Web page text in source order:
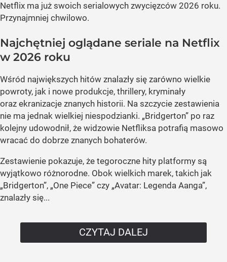
Netflix ma już swoich serialowych zwycięzców 2026 roku.
Przynajmniej chwilowo.
Najchętniej oglądane seriale na Netflix
w 2026 roku
Wśród największych hitów znalazły się zarówno wielkie
powroty, jak i nowe produkcje, thrillery, kryminały
oraz ekranizacje znanych historii. Na szczycie zestawienia
nie ma jednak wielkiej niespodzianki. „Bridgerton” po raz
kolejny udowodnił, że widzowie Netfliksa potrafią masowo
wracać do dobrze znanych bohaterów.
Zestawienie pokazuje, że tegoroczne hity platformy są
wyjątkowo różnorodne. Obok wielkich marek, takich jak
„Bridgerton”, „One Piece” czy „Avatar: Legenda Aanga”,
znalazły się...
CZYTAJ DALEJ